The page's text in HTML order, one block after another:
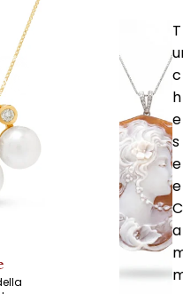
T
c
h
e
s
e
e
C
a